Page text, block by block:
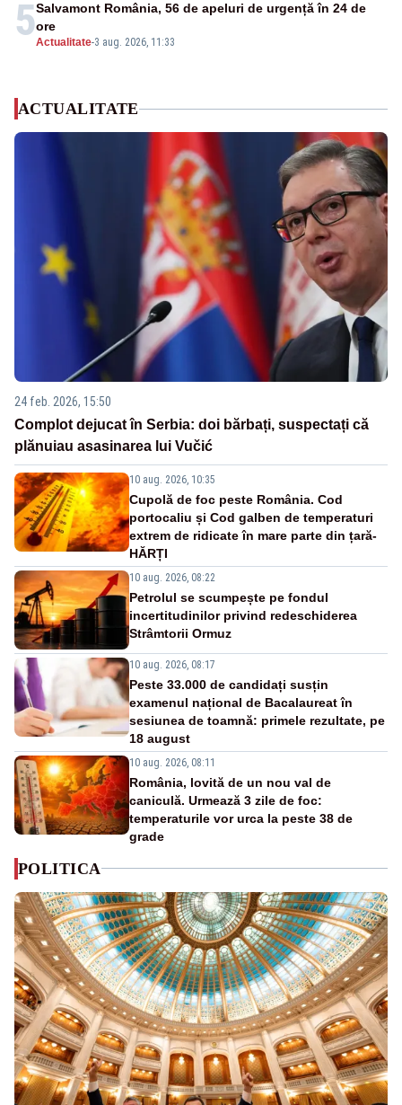
5Actualitate-3 aug. 2026, 11:33
Salvamont România, 56 de apeluri de urgență în 24 de
ore
ACTUALITATE
24 feb. 2026, 15:50
Complot dejucat în Serbia: doi bărbați, suspectați că
plănuiau asasinarea lui Vučić
10 aug. 2026, 10:35
Cupolă de foc peste România. Cod
portocaliu și Cod galben de temperaturi
extrem de ridicate în mare parte din țară-
HĂRȚI
10 aug. 2026, 08:22
Petrolul se scumpește pe fondul
incertitudinilor privind redeschiderea
Strâmtorii Ormuz
10 aug. 2026, 08:17
Peste 33.000 de candidați susțin
examenul național de Bacalaureat în
sesiunea de toamnă: primele rezultate, pe
18 august
10 aug. 2026, 08:11
România, lovită de un nou val de
caniculă. Urmează 3 zile de foc:
temperaturile vor urca la peste 38 de
grade
POLITICA